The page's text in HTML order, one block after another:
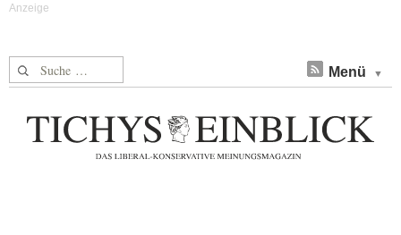
Suche nach: Menü